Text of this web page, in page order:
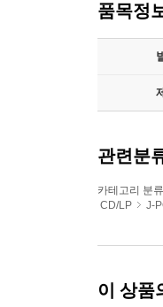
품목정
관련분
카테고리 분류
CD/LP
J-
이 상품